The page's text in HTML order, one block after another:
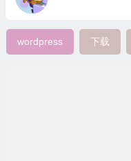
wordpress 下载